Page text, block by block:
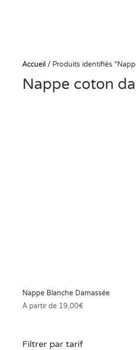
Accueil/ Produits identifiés
Nappe coton
Nappe Blanche Damassée
À partir de 19,00€
Filtrer par tarif